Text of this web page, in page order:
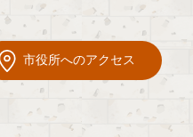
市役所へのアクセス